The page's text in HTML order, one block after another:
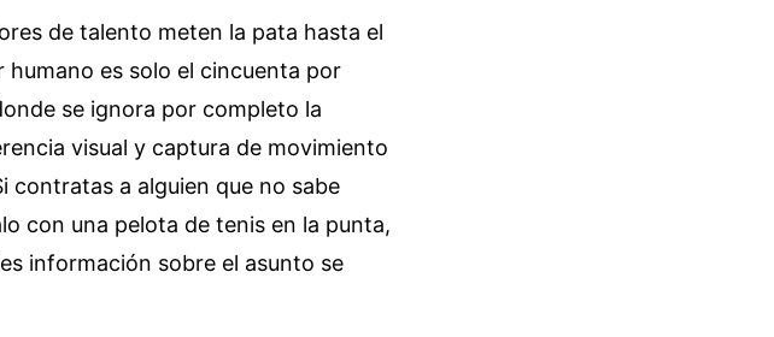
de talento meten la pata hasta el
es solo el cincuenta por
se ignora por completo la
visual y captura de movimiento
contratas a alguien que no sabe
con una pelota de tenis en la punta,
información sobre el asunto se